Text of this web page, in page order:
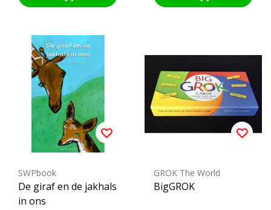
SWPbook
De giraf en de jakhals
in ons
GROK The World
BigGROK